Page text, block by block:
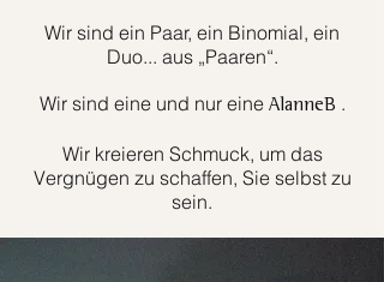
Wir sind ein Paar, ein Binomial, ein
Duo... aus „Paaren“.
Wir sind eine und nur eine AlanneB .
Wir kreieren Schmuck, um das
Vergnügen zu schaffen, Sie selbst zu
sein.